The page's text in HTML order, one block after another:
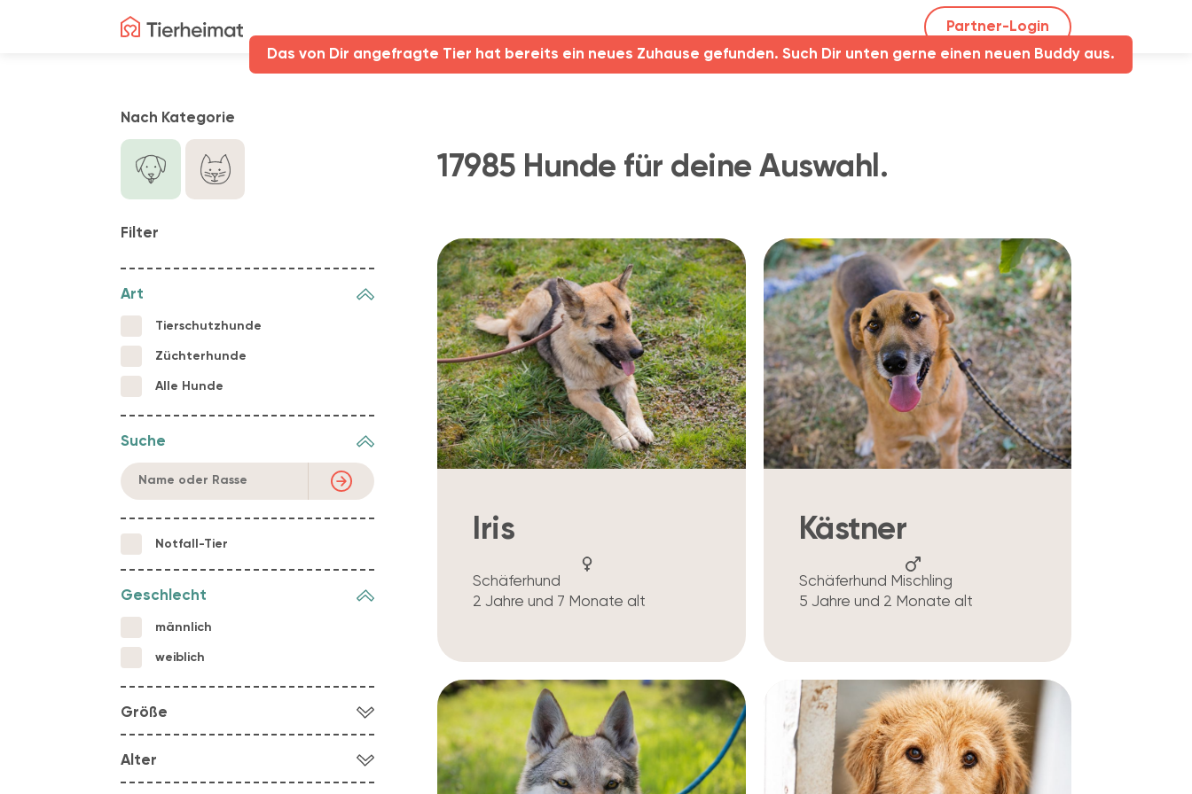
Partner-Login
Nach Kategorie
Filter
Art
Tierschutzhunde
Züchterhunde
Alle Hunde
Suche
Notfall-Tier
Geschlecht
männlich
weiblich
Größe
Alter
17985 Hunde für deine Auswahl.
Iris
Schäferhund
2 Jahre und 7 Monate alt
Kästner
Schäferhund Mischling
5 Jahre und 2 Monate alt
Das von Dir angefragte Tier hat bereits ein neues Zuhause gefunden. Such Dir unten gerne einen neuen Buddy aus.